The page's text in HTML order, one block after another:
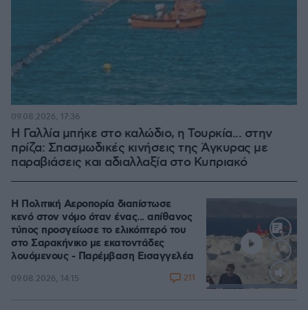
Η Γαλλία μπήκε στο καλώδιο, η Τουρκία... στην
πρίζα: Σπασμωδικές κινήσεις της Άγκυρας με
παραβιάσεις και αδιαλλαξία στο Κυπριακό
09.08.2026, 17:36
Loaded
Η Πολιτική Αεροπορία διαπίστωσε
κενό στον νόμο όταν ένας... απίθανος
τύπος προσγείωσε το ελικόπτερό του
στο Σαρακήνικο με εκατοντάδες
λουόμενους - Παρέμβαση Εισαγγελέα
09.08.2026, 14:15 211